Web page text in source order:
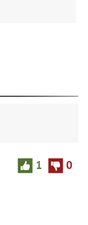
1 0